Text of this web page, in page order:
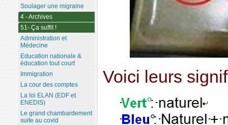
Voici leurs
Soulager une migraine
4 - Archives
51- Ça suffit !
Administration et
Médecine
Education nationale &
éducation tout court
Immigration
La cour des comptes
La loi ELAN (EDF et
ENEDIS)
Le grand chambardement
suite au covid